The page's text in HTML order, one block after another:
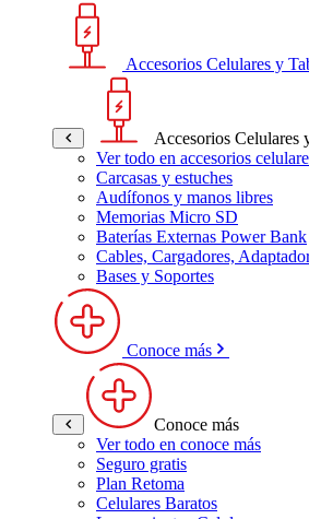
Accesorios Celulares y
Accesorios Celulares
Ver todo en accesorios
Carcasas y estuches
Audífonos y manos libres
Memorias Micro SD
Baterías Externas Power Bank
Cables, Cargadores,
Bases y Soportes
Conoce más
Conoce más
Ver todo en conoce más
Seguro gratis
Plan Retoma
Celulares Baratos